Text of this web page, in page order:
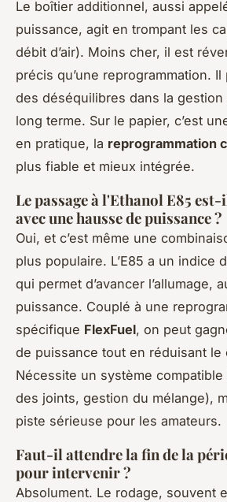
Le boîtier additionnel, aussi
puissance, agit en trompant les
débit d’air). Moins cher, il est
précis qu’une reprogrammation.
des déséquilibres dans la gestion
long terme. Sur le papier, c’est
en pratique, la reprogrammation
plus fiable et mieux intégrée.
Le passage à l'Ethanol E85
avec une hausse de puissance ?
Oui, et c’est même une
plus populaire. L’E85 a un indice
qui permet d’avancer l’allumage,
puissance. Couplé à une
spécifique FlexFuel, on peut
de puissance tout en réduisant le
Nécessite un système
des joints, gestion du mélange),
piste sérieuse pour les amateurs.
Faut-il attendre la fin de la
pour intervenir ?
Absolument. Le rodage, souvent